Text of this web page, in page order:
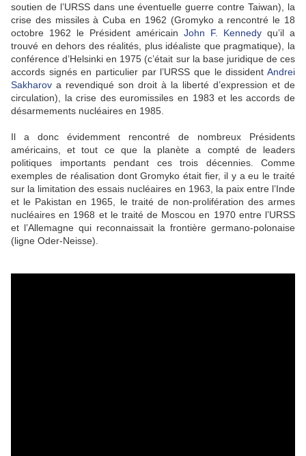
soutien de l’URSS dans une éventuelle guerre contre Taiwan), la
crise des missiles à Cuba en 1962 (Gromyko a rencontré le 18
octobre 1962 le Président américain John F. Kennedy qu’il a
trouvé en dehors des réalités, plus idéaliste que pragmatique), la
conférence d’Helsinki en 1975 (c’était sur la base juridique de ces
accords signés en particulier par l’URSS que le dissident Andrei
Sakharov a revendiqué son droit à la liberté d’expression et de
circulation), la crise des euromissiles en 1983 et les accords de
désarmements nucléaires en 1985.
Il a donc évidemment rencontré de nombreux Présidents
américains, et tout ce que la planète a compté de leaders
politiques importants pendant ces trois décennies. Comme
exemples de réalisation dont Gromyko était fier, il y a eu le traité
sur la limitation des essais nucléaires en 1963, la paix entre l’Inde
et le Pakistan en 1965, le traité de non-prolifération des armes
nucléaires en 1968 et le traité de Moscou en 1970 entre l’URSS
et l’Allemagne qui reconnaissait la frontière germano-polonaise
(ligne Oder-Neisse).